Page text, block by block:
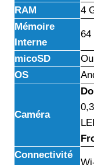
RAM
4
Mémoire
Interne
64
micoSD
OS
Caméra
Connectivité